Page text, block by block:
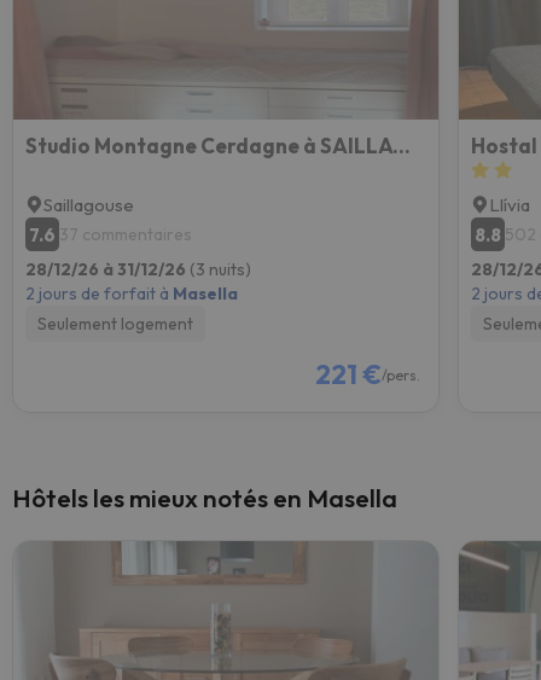
Studio Montagne Cerdagne à SAILLAGOUSE
Saillagouse
7.6 37 commentaires
28/12/26 à 31/12/26 (3 nuits)
2 jours de forfait à Masella
Seulement logement
221 €/pers.
Hostal
Llívia
8.8 502
28/12/
2 jours
Hôtels les mieux notés en Masella